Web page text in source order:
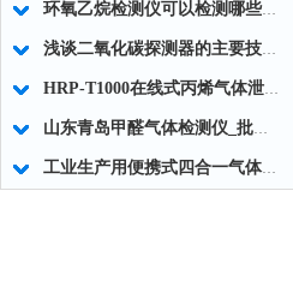
环氧乙烷检测仪可以检测哪些方面？
浅谈二氧化碳探测器的主要技术特点
HRP-T1000在线式丙烯气体泄漏报警器
山东青岛甲醛气体检测仪_批发代理
工业生产用便携式四合一气体检测仪